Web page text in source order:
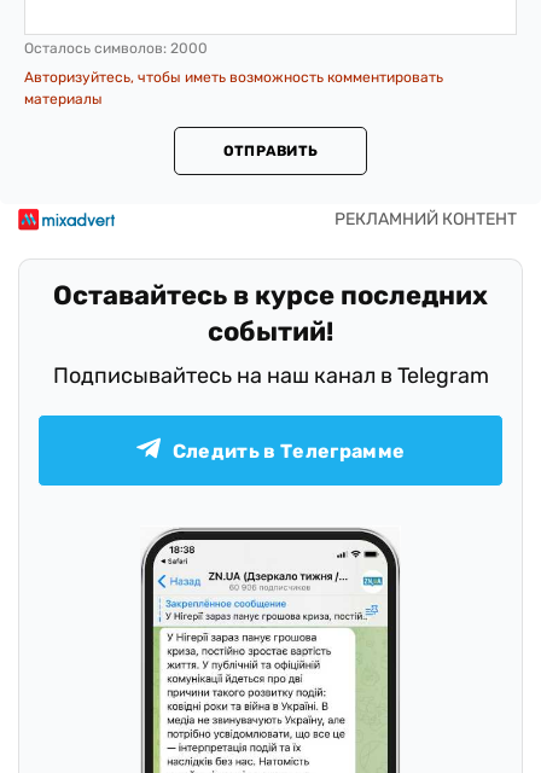
Осталось символов: 2000
Авторизуйтесь, чтобы иметь возможность комментировать
материалы
ОТПРАВИТЬ
Оставайтесь в курсе последних
событий!
Подписывайтесь на наш канал в Telegram
Следить в Телеграмме